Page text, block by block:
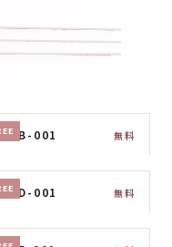
B-001 無料
D-001 無料